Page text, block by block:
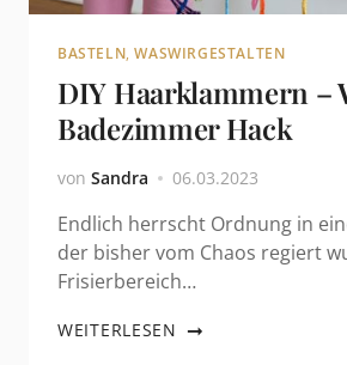
BASTELN,WASWIRGESTALTEN
DIY Haarklammern –
Badezimmer Hack
von Sandra 06.03.2023
Endlich herrscht Ordnung in
der bisher vom Chaos regiert
Frisierbereich…
WEITERLESEN